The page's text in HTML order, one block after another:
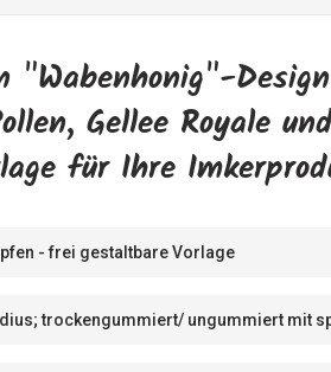
Gellee Royale
für Ihre
- frei gestaltbare Vorlage
trockengummiert/ ungummiert mit